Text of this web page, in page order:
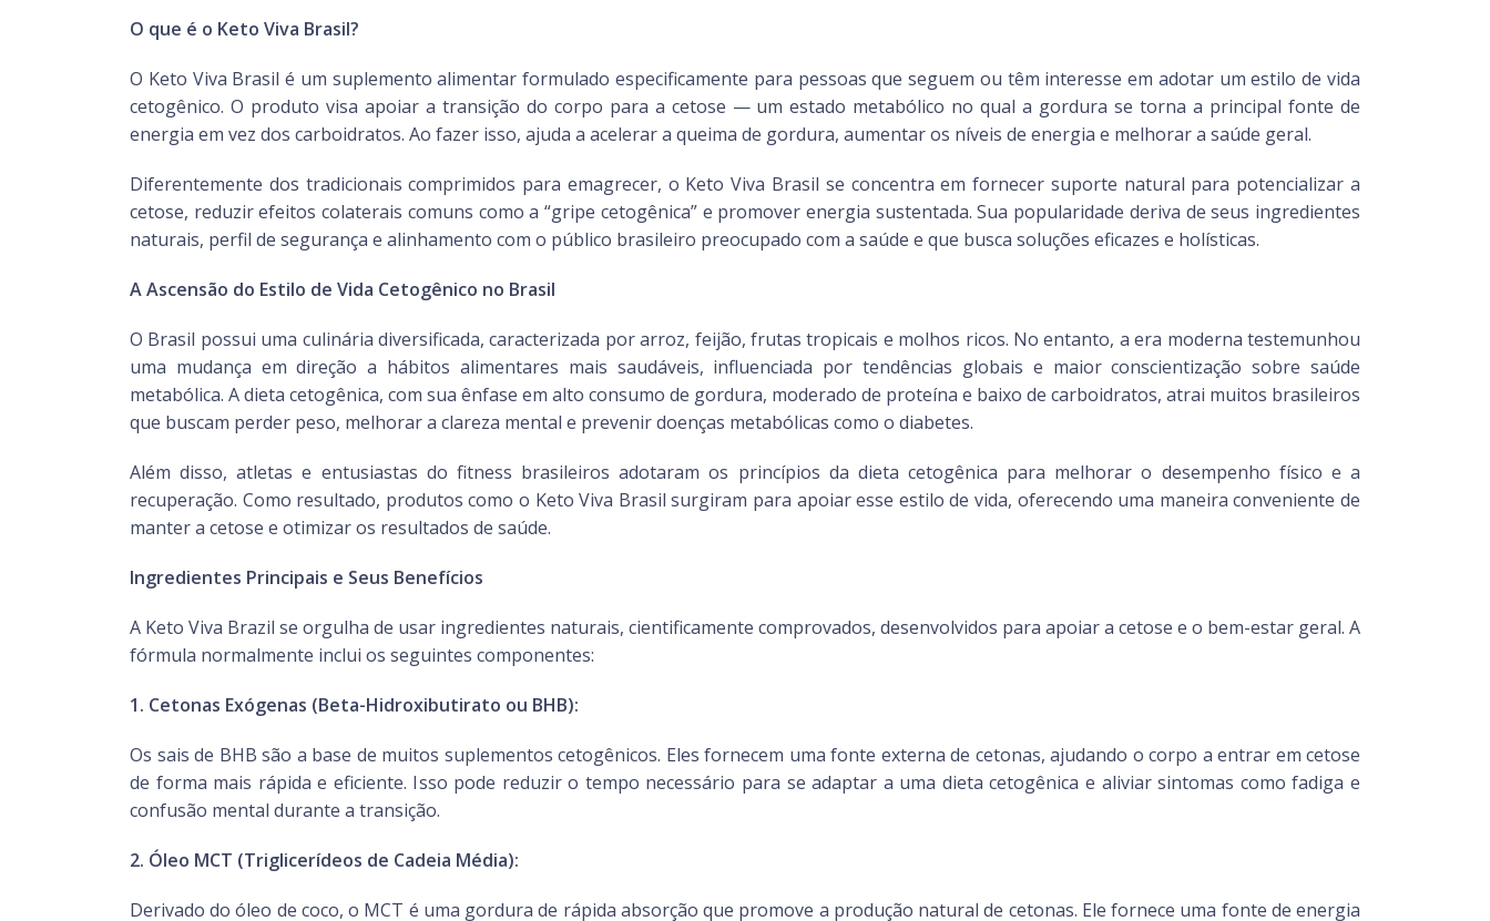
O que é o Keto Viva Brasil?
O Keto Viva Brasil é um suplemento alimentar formulado especificamente para pessoas que seguem ou têm interesse em adotar um estilo de vida
cetogênico. O produto visa apoiar a transição do corpo para a cetose — um estado metabólico no qual a gordura se torna a principal fonte de
energia em vez dos carboidratos. Ao fazer isso, ajuda a acelerar a queima de gordura, aumentar os níveis de energia e melhorar a saúde geral.
Diferentemente dos tradicionais comprimidos para emagrecer, o Keto Viva Brasil se concentra em fornecer suporte natural para potencializar a
cetose, reduzir efeitos colaterais comuns como a “gripe cetogênica” e promover energia sustentada. Sua popularidade deriva de seus ingredientes
naturais, perfil de segurança e alinhamento com o público brasileiro preocupado com a saúde e que busca soluções eficazes e holísticas.
A Ascensão do Estilo de Vida Cetogênico no Brasil
O Brasil possui uma culinária diversificada, caracterizada por arroz, feijão, frutas tropicais e molhos ricos. No entanto, a era moderna testemunhou
uma mudança em direção a hábitos alimentares mais saudáveis, influenciada por tendências globais e maior conscientização sobre saúde
metabólica. A dieta cetogênica, com sua ênfase em alto consumo de gordura, moderado de proteína e baixo de carboidratos, atrai muitos brasileiros
que buscam perder peso, melhorar a clareza mental e prevenir doenças metabólicas como o diabetes.
Além disso, atletas e entusiastas do fitness brasileiros adotaram os princípios da dieta cetogênica para melhorar o desempenho físico e a
recuperação. Como resultado, produtos como o Keto Viva Brasil surgiram para apoiar esse estilo de vida, oferecendo uma maneira conveniente de
manter a cetose e otimizar os resultados de saúde.
Ingredientes Principais e Seus Benefícios
A Keto Viva Brazil se orgulha de usar ingredientes naturais, cientificamente comprovados, desenvolvidos para apoiar a cetose e o bem-estar geral. A
fórmula normalmente inclui os seguintes componentes:
1. Cetonas Exógenas (Beta-Hidroxibutirato ou BHB):
Os sais de BHB são a base de muitos suplementos cetogênicos. Eles fornecem uma fonte externa de cetonas, ajudando o corpo a entrar em cetose
de forma mais rápida e eficiente. Isso pode reduzir o tempo necessário para se adaptar a uma dieta cetogênica e aliviar sintomas como fadiga e
confusão mental durante a transição.
2. Óleo MCT (Triglicerídeos de Cadeia Média):
Derivado do óleo de coco, o MCT é uma gordura de rápida absorção que promove a produção natural de cetonas. Ele fornece uma fonte de energia